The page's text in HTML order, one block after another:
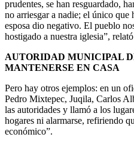
prudentes, se han resguardado,
no arriesgar a nadie; el único que
esposa dio negativo. El pueblo
hostigado a nuestra iglesia”,
AUTORIDAD MUNICIPAL
MANTENERSE EN CASA
Pero hay otros ejemplos: en un
Pedro Mixtepec, Juqila, Carlos
las autoridades y llamó a los
hogares ni alarmarse, refiriendo
económico”.